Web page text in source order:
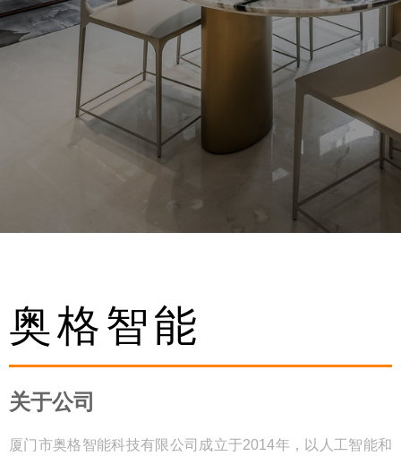
奥格智能
关于公司
厦门市奥格智能科技有限公司成立于2014年，以人工智能和